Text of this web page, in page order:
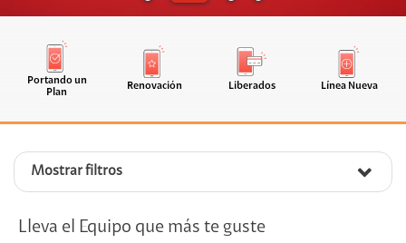
Portando un
Plan
Renovación Liberados Línea Nueva
Mostrar filtros
Lleva el Equipo que más te guste